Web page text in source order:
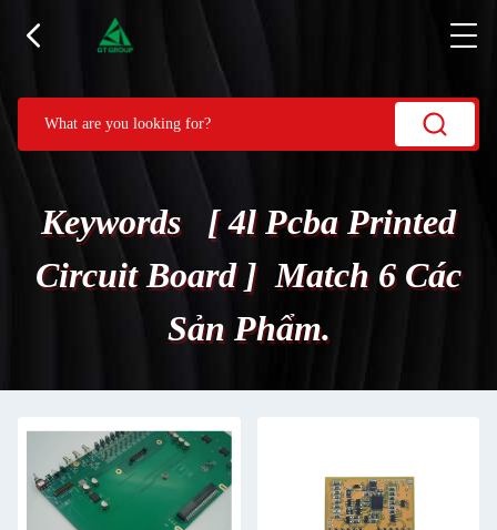
Keywords [ 4l Pcba Printed
Circuit Board ] Match 6 Các
Sản Phẩm.